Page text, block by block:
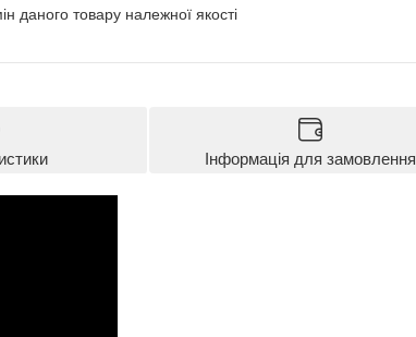
даного товару належної якості
Інформація для замовлення